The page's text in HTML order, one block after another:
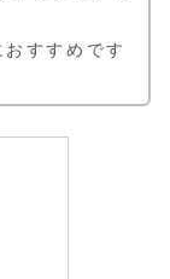
すすめです